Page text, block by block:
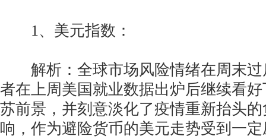
1、美元指数：
解析：全球市场风险情绪在周末过
者在上周美国就业数据出炉后继续看
苏前景，并刻意淡化了疫情重新抬头
响，作为避险货币的美元走势受到一